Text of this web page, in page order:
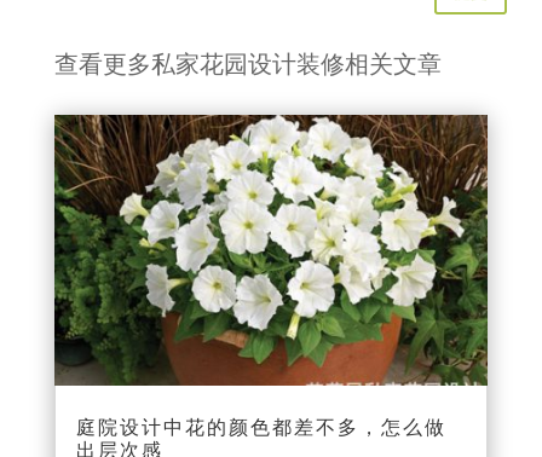
查看更多私家花园设计装修相关文章
庭院设计中花的颜色都差不多，怎么做
出层次感